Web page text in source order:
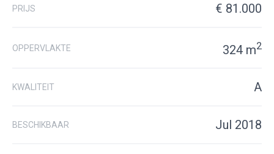
PRIJS € 81.000
OPPERVLAKTE 324 m2
KWALITEIT A
BESCHIKBAAR Jul 2018